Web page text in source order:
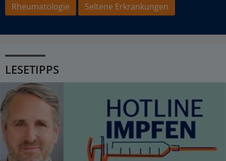
Rheumatologie
Seltene Erkrankungen
LESETIPPS